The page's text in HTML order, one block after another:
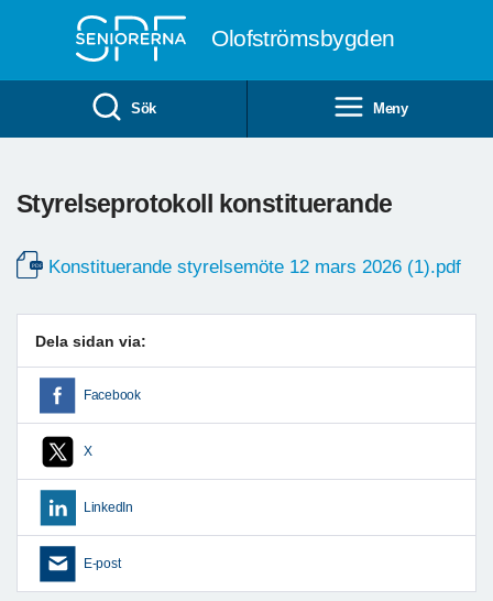
Olofströmsbygden
Sök Meny
Styrelseprotokoll konstituerande
Konstituerande styrelsemöte 12 mars 2026 (1).pdf
Dela sidan via:
Facebook
X
LinkedIn
E-post